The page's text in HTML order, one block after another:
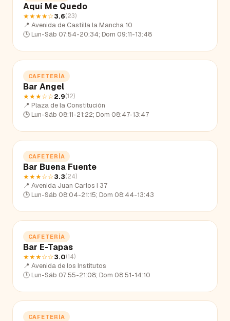
Aquí Me Quedo
★★★★☆3.6(23)
📍 Avenida de Castilla la Mancha 10
🕒 Lun-Sáb 07:54-20:34; Dom 09:11-13:48
CAFETERÍA
Bar Angel
★★★☆☆2.9(12)
📍 Plaza de la Constitución
🕒 Lun-Sáb 08:11-21:22; Dom 08:47-13:47
CAFETERÍA
Bar Buena Fuente
★★★☆☆3.3(24)
📍 Avenida Juan Carlos I 37
🕒 Lun-Sáb 08:04-21:15; Dom 08:44-13:43
CAFETERÍA
Bar E-Tapas
★★★☆☆3.0(14)
📍 Avenida de los Institutos
🕒 Lun-Sáb 07:55-21:08; Dom 08:51-14:10
CAFETERÍA